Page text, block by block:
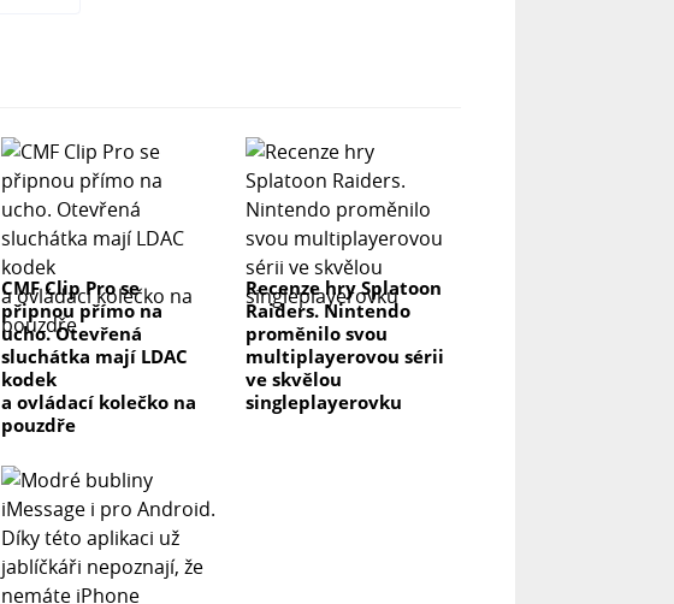
CMF Clip Pro se
připnou přímo na
ucho. Otevřená
sluchátka mají LDAC
kodek
a ovládací kolečko na
pouzdře
Recenze hry Splatoon
Raiders. Nintendo
proměnilo svou
multiplayerovou sérii
ve skvělou
singleplayerovku